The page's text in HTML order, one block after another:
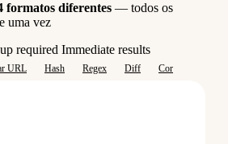
formatos diferentes — todos os
uma vez
required Immediate results
URL Hash Regex Diff Cor